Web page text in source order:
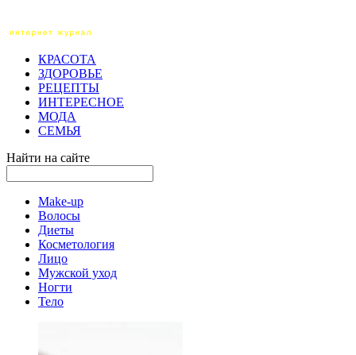
КРАСОТА
ЗДОРОВЬЕ
РЕЦЕПТЫ
ИНТЕРЕСНОЕ
МОДА
СЕМЬЯ
Найти на сайте
Make-up
Волосы
Диеты
Косметология
Лицо
Мужской уход
Ногти
Тело